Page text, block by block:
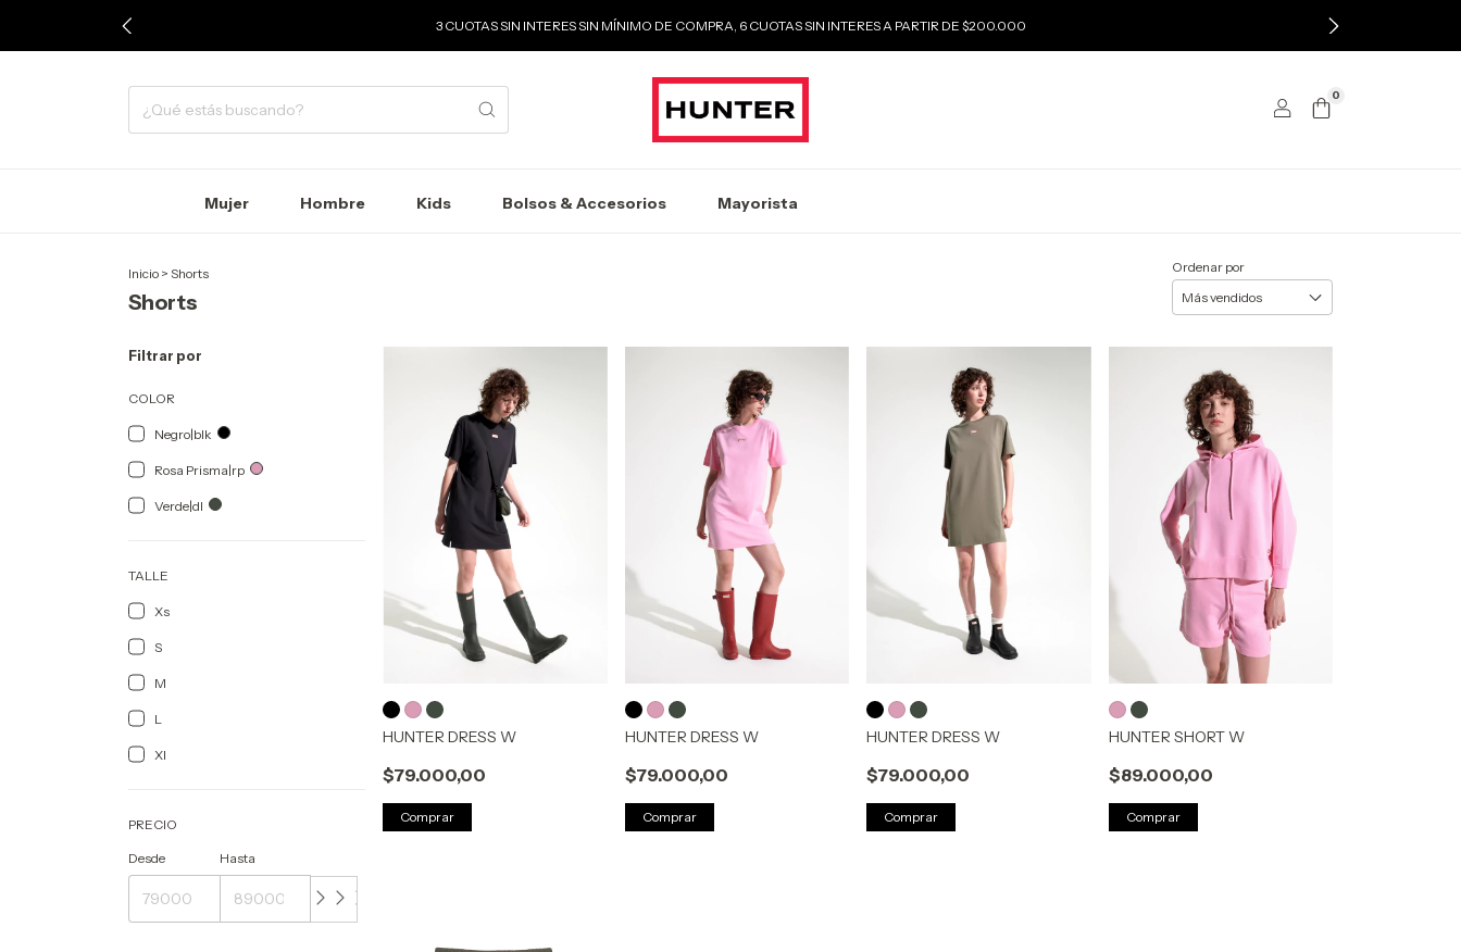
3 CUOTAS SIN INTERES SIN MÍNIMO DE COMPRA, 6 CUOTAS SIN INTERES A PARTIR DE $200.000
0
Mujer Hombre Kids Bolsos & Accesorios Mayorista
Inicio > Shorts
Shorts
Ordenar por
Filtrar por
COLOR
Negro|blk
Rosa Prisma|rp
Verde|dl
TALLE
Xs
S
M
L
Xl
PRECIO
Desde Hasta
HUNTER DRESS W
$79.000,00
Comprar
HUNTER DRESS W
$79.000,00
Comprar
HUNTER DRESS W
$79.000,00
Comprar
HUNTER SHORT W
$89.000,00
Comprar